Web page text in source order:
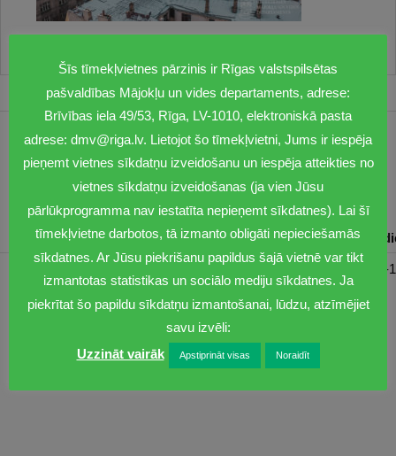
1201
dmv@riga.lv
Pirmdiena Otrdiena Trešdiena Ceturtdiena
08:00-17:00 08:00-17:00 08:00-17:00 08:00-
Šīs tīmekļvietnes pārzinis ir Rīgas valstspilsētas
pašvaldības Mājokļu un vides departaments, adrese:
Brīvības iela 49/53, Rīga, LV-1010, elektroniskā pasta
adrese: dmv@riga.lv. Lietojot šo tīmekļvietni, Jums ir iespēja
pieņemt vietnes sīkdatņu izveidošanu un iespēja atteikties no
vietnes sīkdatņu izveidošanas (ja vien Jūsu
pārlūkprogramma nav iestatīta nepieņemt sīkdatnes). Lai šī
tīmekļvietne darbotos, tā izmanto obligāti nepieciešamās
sīkdatnes. Ar Jūsu piekrišanu papildus šajā vietnē var tikt
izmantotas statistikas un sociālo mediju sīkdatnes. Ja
piekrītat šo papildu sīkdatņu izmantošanai, lūdzu, atzīmējiet
savu izvēli:
Uzzināt vairāk
Apstiprināt visas Noraidīt